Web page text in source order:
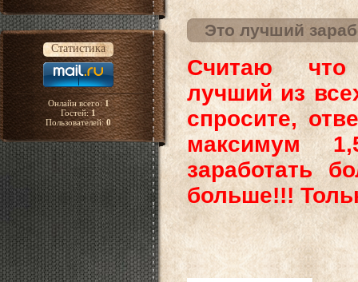
Статистика
Онлайн всего:1
Гостей:1
Пользователей:0
Это лучший
Считаю что
лучший из
спросите,
максимум
заработать
больше!!!